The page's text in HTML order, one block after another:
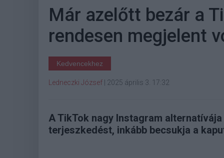
Már azelőtt bezár a
rendesen megjelent
Kedvencekhez
Ledneczki József 2025 április 3. 17:32
A TikTok nagy Instagram
terjeszkedést, inkább becsukja a